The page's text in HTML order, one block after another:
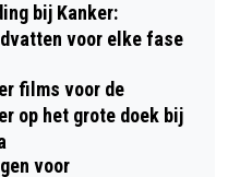
bij Kanker:
voor elke fase
films voor de
op het grote doek bij
voor